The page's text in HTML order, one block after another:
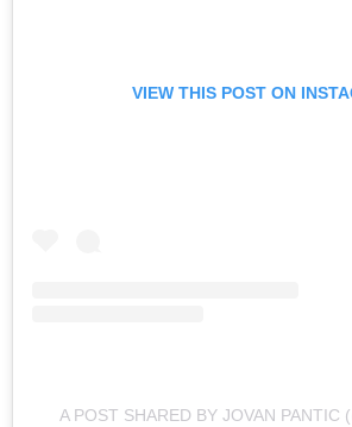
VIEW THIS POST ON
A POST SHARED BY JOVAN PANTIC